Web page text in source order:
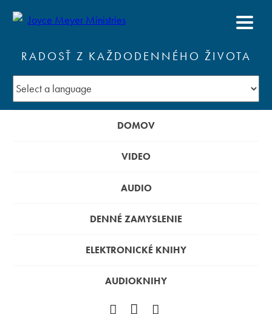
RADOSŤ Z KAŽDODENNÉHO ŽIVOTA
DOMOV
VIDEO
AUDIO
DENNÉ ZAMYSLENIE
ELEKTRONICKÉ KNIHY
AUDIOKNIHY
Facebook
YouTube